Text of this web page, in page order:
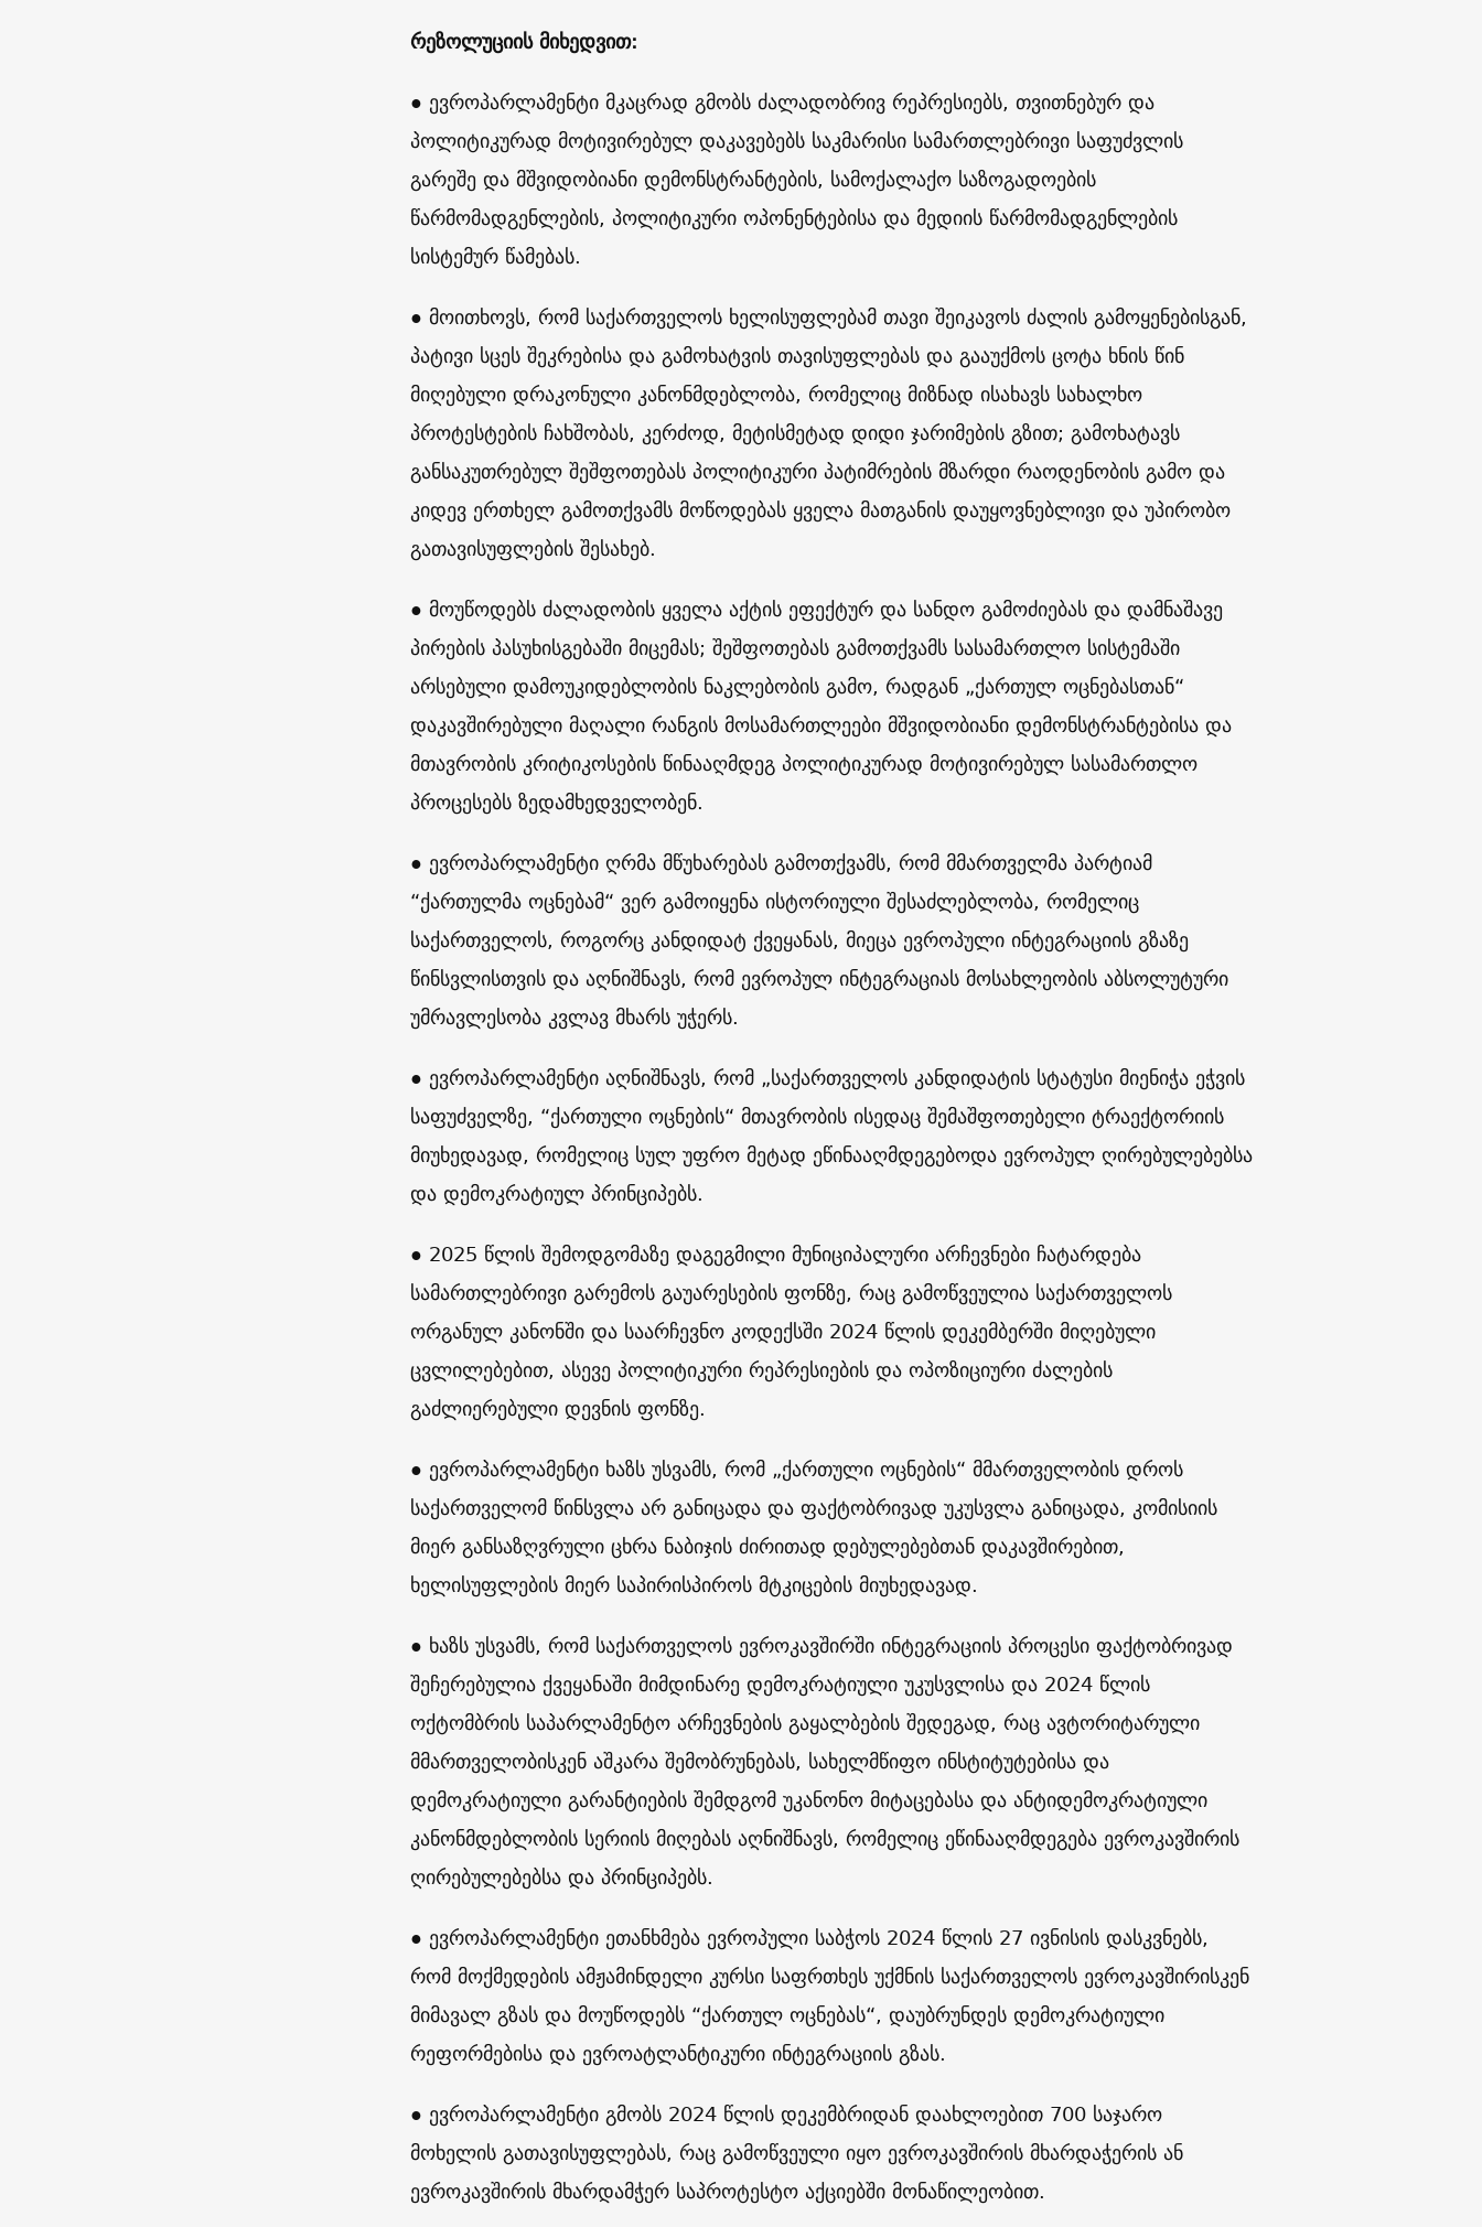
რეზოლუციის მიხედვით:
● ევროპარლამენტი მკაცრად გმობს ძალადობრივ რეპრესიებს, თვითნებურ და
პოლიტიკურად მოტივირებულ დაკავებებს საკმარისი სამართლებრივი საფუძვლის
გარეშე და მშვიდობიანი დემონსტრანტების, სამოქალაქო საზოგადოების
წარმომადგენლების, პოლიტიკური ოპონენტებისა და მედიის წარმომადგენლების
სისტემურ წამებას.
● მოითხოვს, რომ საქართველოს ხელისუფლებამ თავი შეიკავოს ძალის გამოყენებისგან,
პატივი სცეს შეკრებისა და გამოხატვის თავისუფლებას და გააუქმოს ცოტა ხნის წინ
მიღებული დრაკონული კანონმდებლობა, რომელიც მიზნად ისახავს სახალხო
პროტესტების ჩახშობას, კერძოდ, მეტისმეტად დიდი ჯარიმების გზით; გამოხატავს
განსაკუთრებულ შეშფოთებას პოლიტიკური პატიმრების მზარდი რაოდენობის გამო და
კიდევ ერთხელ გამოთქვამს მოწოდებას ყველა მათგანის დაუყოვნებლივი და უპირობო
გათავისუფლების შესახებ.
● მოუწოდებს ძალადობის ყველა აქტის ეფექტურ და სანდო გამოძიებას და დამნაშავე
პირების პასუხისგებაში მიცემას; შეშფოთებას გამოთქვამს სასამართლო სისტემაში
არსებული დამოუკიდებლობის ნაკლებობის გამო, რადგან „ქართულ ოცნებასთან“
დაკავშირებული მაღალი რანგის მოსამართლეები მშვიდობიანი დემონსტრანტებისა და
მთავრობის კრიტიკოსების წინააღმდეგ პოლიტიკურად მოტივირებულ სასამართლო
პროცესებს ზედამხედველობენ.
● ევროპარლამენტი ღრმა მწუხარებას გამოთქვამს, რომ მმართველმა პარტიამ
“ქართულმა ოცნებამ“ ვერ გამოიყენა ისტორიული შესაძლებლობა, რომელიც
საქართველოს, როგორც კანდიდატ ქვეყანას, მიეცა ევროპული ინტეგრაციის გზაზე
წინსვლისთვის და აღნიშნავს, რომ ევროპულ ინტეგრაციას მოსახლეობის აბსოლუტური
უმრავლესობა კვლავ მხარს უჭერს.
● ევროპარლამენტი აღნიშნავს, რომ „საქართველოს კანდიდატის სტატუსი მიენიჭა ეჭვის
საფუძველზე, “ქართული ოცნების“ მთავრობის ისედაც შემაშფოთებელი ტრაექტორიის
მიუხედავად, რომელიც სულ უფრო მეტად ეწინააღმდეგებოდა ევროპულ ღირებულებებსა
და დემოკრატიულ პრინციპებს.
● 2025 წლის შემოდგომაზე დაგეგმილი მუნიციპალური არჩევნები ჩატარდება
სამართლებრივი გარემოს გაუარესების ფონზე, რაც გამოწვეულია საქართველოს
ორგანულ კანონში და საარჩევნო კოდექსში 2024 წლის დეკემბერში მიღებული
ცვლილებებით, ასევე პოლიტიკური რეპრესიების და ოპოზიციური ძალების
გაძლიერებული დევნის ფონზე.
● ევროპარლამენტი ხაზს უსვამს, რომ „ქართული ოცნების“ მმართველობის დროს
საქართველომ წინსვლა არ განიცადა და ფაქტობრივად უკუსვლა განიცადა, კომისიის
მიერ განსაზღვრული ცხრა ნაბიჯის ძირითად დებულებებთან დაკავშირებით,
ხელისუფლების მიერ საპირისპიროს მტკიცების მიუხედავად.
● ხაზს უსვამს, რომ საქართველოს ევროკავშირში ინტეგრაციის პროცესი ფაქტობრივად
შეჩერებულია ქვეყანაში მიმდინარე დემოკრატიული უკუსვლისა და 2024 წლის
ოქტომბრის საპარლამენტო არჩევნების გაყალბების შედეგად, რაც ავტორიტარული
მმართველობისკენ აშკარა შემობრუნებას, სახელმწიფო ინსტიტუტებისა და
დემოკრატიული გარანტიების შემდგომ უკანონო მიტაცებასა და ანტიდემოკრატიული
კანონმდებლობის სერიის მიღებას აღნიშნავს, რომელიც ეწინააღმდეგება ევროკავშირის
ღირებულებებსა და პრინციპებს.
● ევროპარლამენტი ეთანხმება ევროპული საბჭოს 2024 წლის 27 ივნისის დასკვნებს,
რომ მოქმედების ამჟამინდელი კურსი საფრთხეს უქმნის საქართველოს ევროკავშირისკენ
მიმავალ გზას და მოუწოდებს “ქართულ ოცნებას“, დაუბრუნდეს დემოკრატიული
რეფორმებისა და ევროატლანტიკური ინტეგრაციის გზას.
● ევროპარლამენტი გმობს 2024 წლის დეკემბრიდან დაახლოებით 700 საჯარო
მოხელის გათავისუფლებას, რაც გამოწვეული იყო ევროკავშირის მხარდაჭერის ან
ევროკავშირის მხარდამჭერ საპროტესტო აქციებში მონაწილეობით.